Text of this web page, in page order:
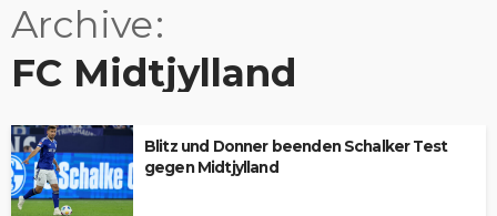
Archive
FC Midtjylland
Blitz und Donner beenden Schalker Test
gegen Midtjylland